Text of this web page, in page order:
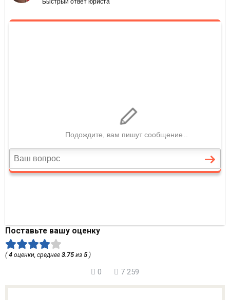
Поставьте вашу оценку
(4 оценки, среднее 3.75 из 5 )
0 7 259